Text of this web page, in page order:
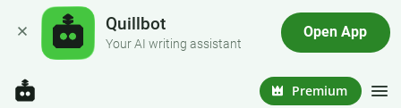
Quillbot
Your AI writing assistant
Open App
Premium